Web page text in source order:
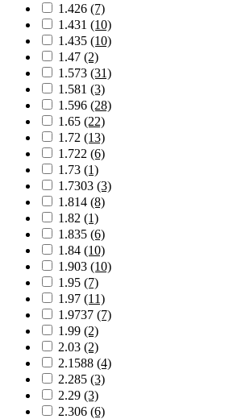
1.426 (7)
1.431 (10)
1.435 (10)
1.47 (2)
1.573 (31)
1.581 (3)
1.596 (28)
1.65 (22)
1.72 (13)
1.722 (6)
1.73 (1)
1.7303 (3)
1.814 (8)
1.82 (1)
1.835 (6)
1.84 (10)
1.903 (10)
1.95 (7)
1.97 (11)
1.9737 (7)
1.99 (2)
2.03 (2)
2.1588 (4)
2.285 (3)
2.29 (3)
2.306 (6)